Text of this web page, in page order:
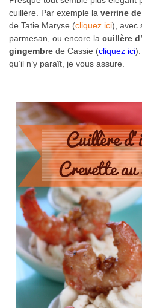
cuillère. Par exemple la verrine
de Tatie Maryse (cliquez ici), avec
parmesan, ou encore la cuillère
gingembre de Cassie (cliquez ici).
qu’il n’y paraît, je vous assure.